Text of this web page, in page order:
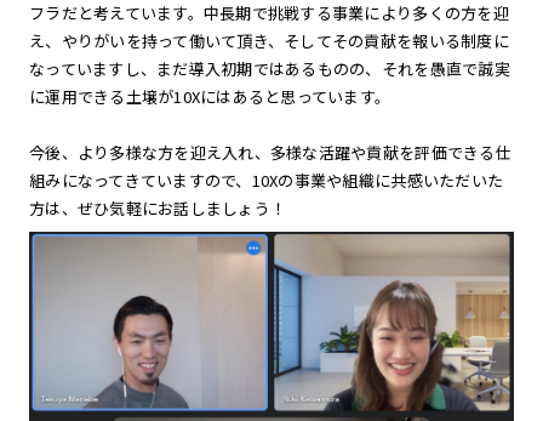
フラだと考えています。中長期で挑戦する事業により多くの方を迎
え、やりがいを持って働いて頂き、そしてその貢献を報いる制度に
なっていますし、まだ導入初期ではあるものの、それを愚直で誠実
に運用できる土壌が10Xにはあると思っています。
今後、より多様な方を迎え入れ、多様な活躍や貢献を評価できる仕
組みになってきていますので、10Xの事業や組織に共感いただいた
方は、ぜひ気軽にお話しましょう！